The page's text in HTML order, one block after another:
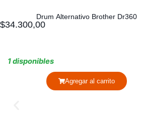
Drum Alternativo Brother Dr360
$34.300,00
1 disponibles
Agregar al carrito